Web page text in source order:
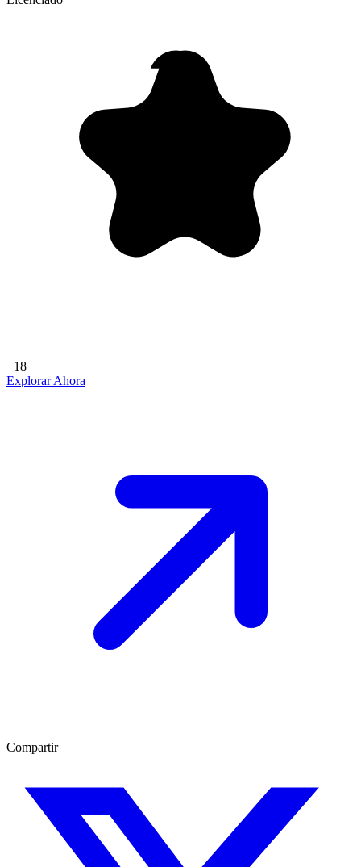
+18
Explorar Ahora
Compartir